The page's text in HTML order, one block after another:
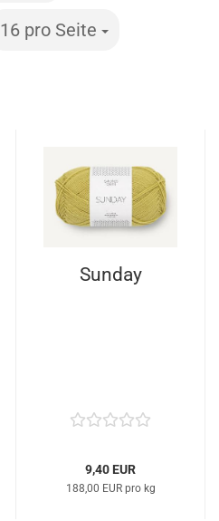
16 pro Seite
pro Seite
Sunday
9,40 EUR
188,00 EUR pro kg